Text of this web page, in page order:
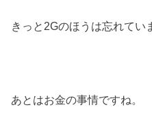
きっと2Gのほうは忘れてい
あとはお金の事情ですね。